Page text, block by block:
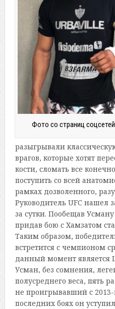
Фото со страниц
разыгрывали
врагов, которые хотят
кости, сломать все
поступить со всей
рамках дозволенного,
Руководитель UFC нашел
за сутки. Пообещав
придав бою с Хамзатом
Таким образом,
встретится с чемпионом
данный момент является
Усман, без сомнения,
полусреднего веса, пять
не проигрывавший с 2013-
последних боях он